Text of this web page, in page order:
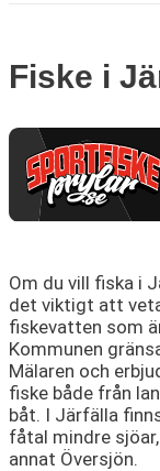
Fiske i
Om du vill fiska i
det viktigt att
fiskevatten som
Kommunen
Mälaren och
fiske både från
båt. I Järfälla
fåtal mindre
annat Översjön.